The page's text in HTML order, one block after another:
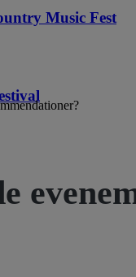
Music Fest